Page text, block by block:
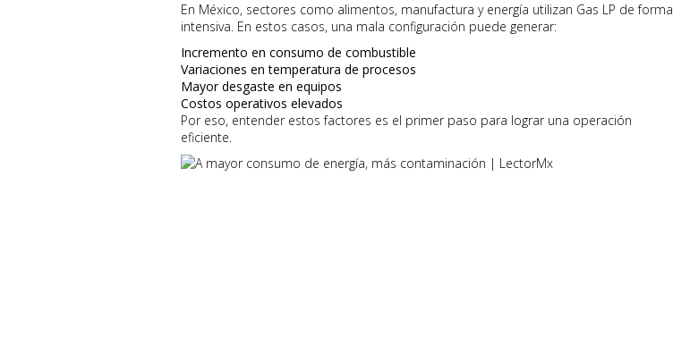
En México, sectores como alimentos, manufactura y energía utilizan Gas LP de forma
intensiva. En estos casos, una mala configuración puede generar:
Incremento en consumo de combustible
Variaciones en temperatura de procesos
Mayor desgaste en equipos
Costos operativos elevados
Por eso, entender estos factores es el primer paso para lograr una operación
eficiente.